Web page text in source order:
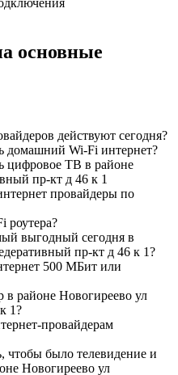
основные
действуют сегодня?
домашний Wi-Fi интернет?
цифровое ТВ в районе
пр-кт д 46 к 1
провайдеры по
роутера?
выгодный сегодня в
пр-кт д 46 к 1?
500 МБит или
в районе Новогиреево ул
1?
провайдерам
чтобы было телевидение и
Новогиреево ул